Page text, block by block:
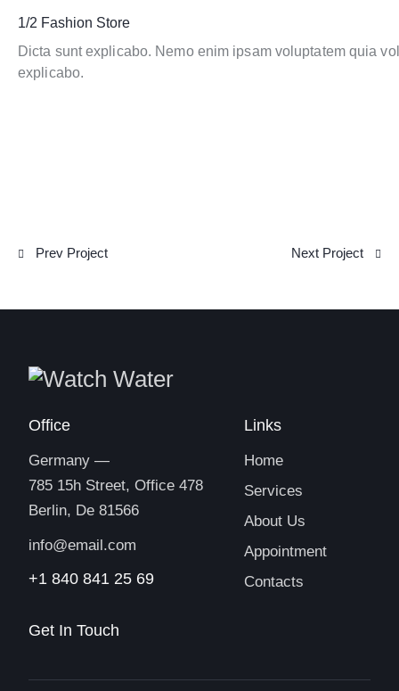
1/2 Fashion Store
Dicta sunt explicabo. Nemo enim ipsam voluptatem quia
explicabo.
Prev Project Next Project
Office
Germany —
785 15h Street, Office 478
Berlin, De 81566
info@email.com
+1 840 841 25 69
Links
Home
Services
About Us
Appointment
Contacts
Get In Touch